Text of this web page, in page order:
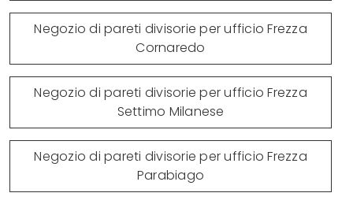
Negozio di pareti divisorie per ufficio Frezza
Cornaredo
Negozio di pareti divisorie per ufficio Frezza
Settimo Milanese
Negozio di pareti divisorie per ufficio Frezza
Parabiago